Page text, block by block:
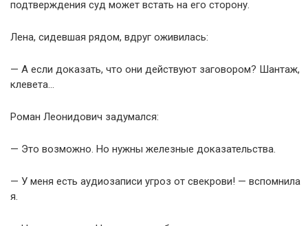
подтверждения суд может встать на его сторону.
Лена, сидевшая рядом, вдруг оживилась:
— А если доказать, что они действуют заговором? Шантаж,
клевета…
Роман Леонидович задумался:
— Это возможно. Но нужны железные доказательства.
— У меня есть аудиозаписи угроз от свекрови! — вспомнила
я.